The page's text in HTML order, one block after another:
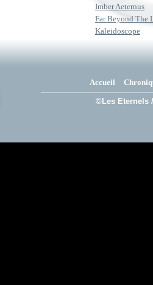
Imber Aeternus
Far Beyond The
Kaleidoscope
Accueil
©Les Eternels